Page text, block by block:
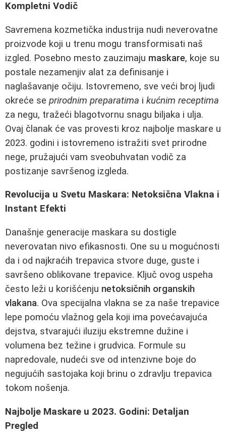
Kompletni Vodič
Savremena kozmetička industrija nudi neverovatne
proizvode koji u trenu mogu transformisati naš
izgled. Posebno mesto zauzimaju maskare, koje su
postale nezamenjiv alat za definisanje i
naglašavanje očiju. Istovremeno, sve veći broj ljudi
okreće se prirodnim preparatima i kućnim receptima
za negu, tražeći blagotvornu snagu biljaka i ulja.
Ovaj članak će vas provesti kroz najbolje maskare u
2023. godini i istovremeno istražiti svet prirodne
nege, pružajući vam sveobuhvatan vodič za
postizanje savršenog izgleda.
Revolucija u Svetu Maskara: Netoksična Vlakna i
Instant Efekti
Današnje generacije maskara su dostigle
neverovatan nivo efikasnosti. One su u mogućnosti
da i od najkraćih trepavica stvore duge, guste i
savršeno oblikovane trepavice. Ključ ovog uspeha
često leži u korišćenju netoksičnih organskih
vlakana. Ova specijalna vlakna se za naše trepavice
lepe pomoću vlažnog gela koji ima povećavajuća
dejstva, stvarajući iluziju ekstremne dužine i
volumena bez težine i grudvica. Formule su
napredovale, nudeći sve od intenzivne boje do
negujućih sastojaka koji brinu o zdravlju trepavica
tokom nošenja.
Najbolje Maskare u 2023. Godini: Detaljan
Pregled